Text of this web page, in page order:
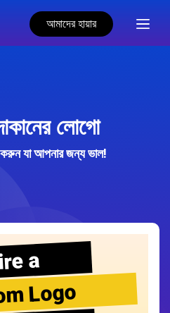
আমাদের হায়ার
লোগো
করুন যা আপনার জন্য ভাল!
a
Logo